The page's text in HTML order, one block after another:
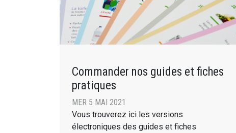
Commander nos guides et fiches
pratiques
MER 5 MAI 2021
Vous trouverez ici les versions
électroniques des guides et fiches